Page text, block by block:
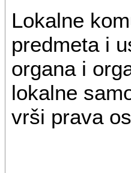
Lokalne
predmeta i
organa i
lokalne
vrši prava